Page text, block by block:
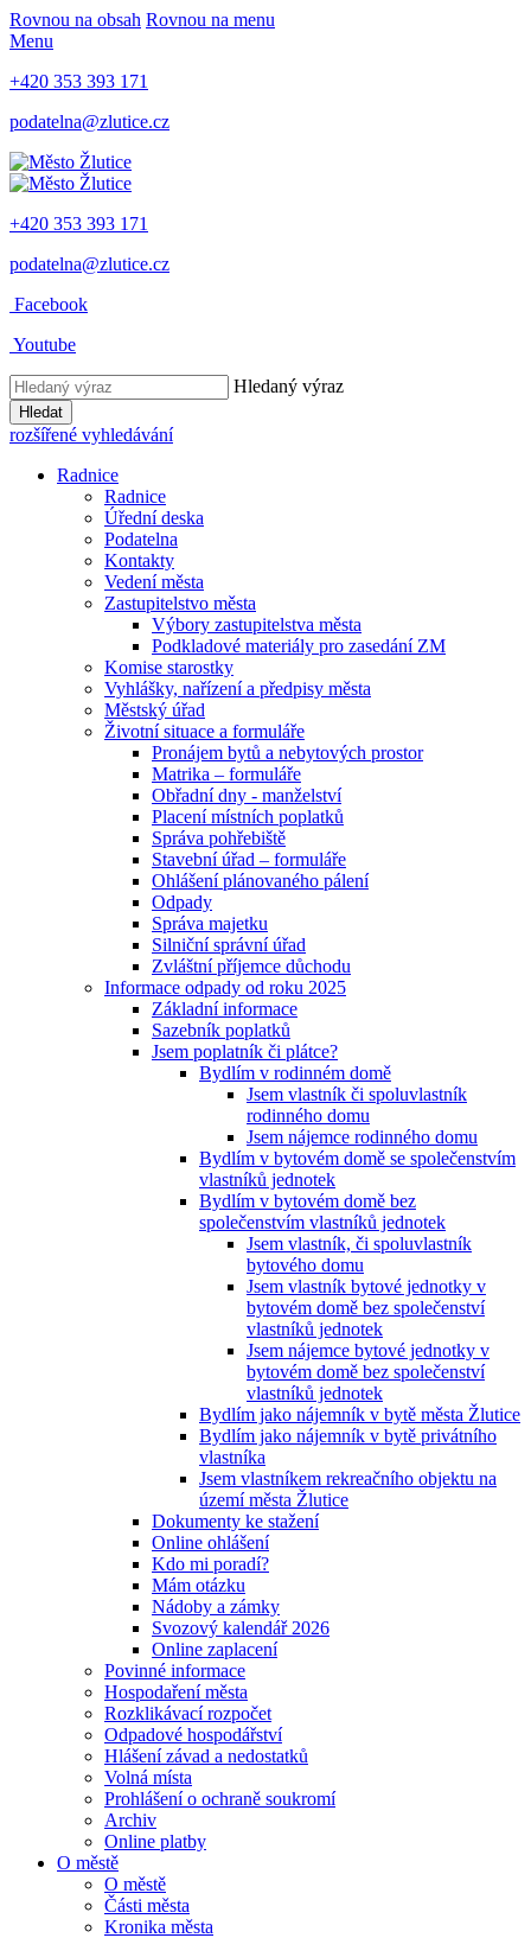
Rovnou na obsah Rovnou na menu
Menu
+420 353 393 171
podatelna@zlutice.cz
+420 353 393 171
podatelna@zlutice.cz
Facebook
Youtube
Hledaný výraz
Hledat
rozšířené vyhledávání
Radnice
Radnice
Úřední deska
Podatelna
Kontakty
Vedení města
Zastupitelstvo města
Výbory zastupitelstva města
Podkladové materiály pro zasedání ZM
Komise starostky
Vyhlášky, nařízení a předpisy města
Městský úřad
Životní situace a formuláře
Pronájem bytů a nebytových prostor
Matrika – formuláře
Obřadní dny - manželství
Placení místních poplatků
Správa pohřebiště
Stavební úřad – formuláře
Ohlášení plánovaného pálení
Odpady
Správa majetku
Silniční správní úřad
Zvláštní příjemce důchodu
Informace odpady od roku 2025
Základní informace
Sazebník poplatků
Jsem poplatník či plátce?
Bydlím v rodinném domě
Jsem vlastník či spoluvlastník
rodinného domu
Jsem nájemce rodinného domu
Bydlím v bytovém domě se společenstvím
vlastníků jednotek
Bydlím v bytovém domě bez
společenstvím vlastníků jednotek
Jsem vlastník, či spoluvlastník
bytového domu
Jsem vlastník bytové jednotky v
bytovém domě bez společenství
vlastníků jednotek
Jsem nájemce bytové jednotky v
bytovém domě bez společenství
vlastníků jednotek
Bydlím jako nájemník v bytě města Žlutice
Bydlím jako nájemník v bytě privátního
vlastníka
Jsem vlastníkem rekreačního objektu na
území města Žlutice
Dokumenty ke stažení
Online ohlášení
Kdo mi poradí?
Mám otázku
Nádoby a zámky
Svozový kalendář 2026
Online zaplacení
Povinné informace
Hospodaření města
Rozklikávací rozpočet
Odpadové hospodářství
Hlášení závad a nedostatků
Volná místa
Prohlášení o ochraně soukromí
Archiv
Online platby
O městě
O městě
Části města
Kronika města